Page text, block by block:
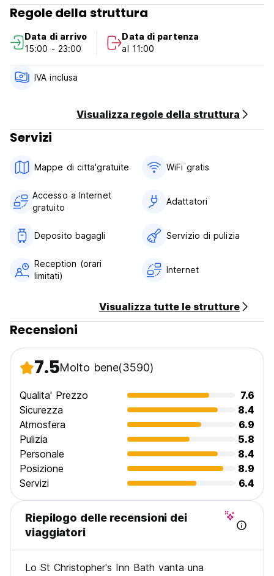
Regole della struttura
Data di arrivo
15:00 - 23:00
Data di partenza
al 11:00
IVA inclusa
Visualizza regole della struttura
Servizi
Mappe di citta'gratuite WiFi gratis
Accesso a Internet
gratuito
Adattatori
Deposito bagagli Servizio di pulizia
Reception (orari
limitati)
Internet
Visualizza tutte le strutture
Recensioni
7.5Molto bene(3590)
Qualita' Prezzo
7.6
Sicurezza
8.4
Atmosfera
6.9
Pulizia
5.8
Personale
8.4
Posizione
8.9
Servizi
6.4
Riepilogo delle recensioni dei
viaggiatori
Lo St Christopher's Inn Bath vanta una